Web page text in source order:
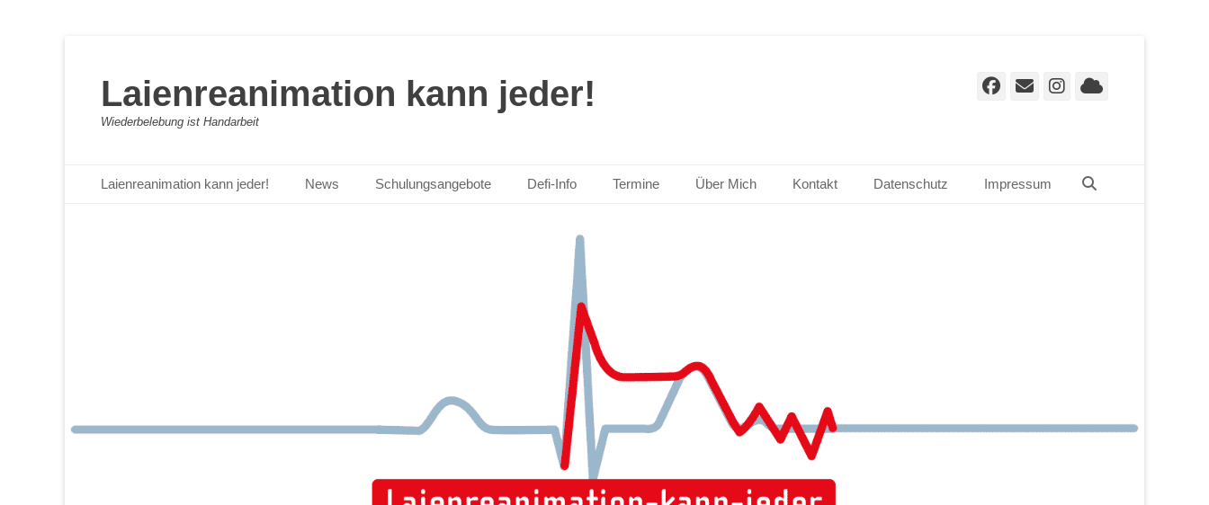
Laienreanimation kann jeder!
Wiederbelebung ist Handarbeit
Facebook
E-
Instagram
Cloud
Primäres Menü
Inhalt
Laienreanimation kann jeder! News Schulungsangebote Defi-Info Termine Über Mich Kontakt Datenschutz Impressum